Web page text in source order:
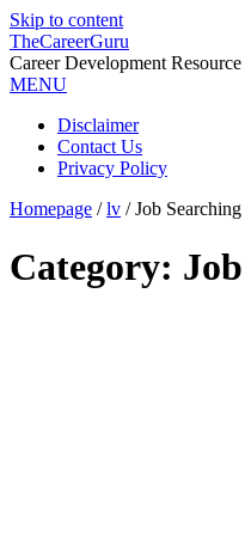
Skip to content
TheCareerGuru
Career Development Resource
MENU
Disclaimer
Contact Us
Privacy Policy
Homepage / lv / Job Searching
Category: